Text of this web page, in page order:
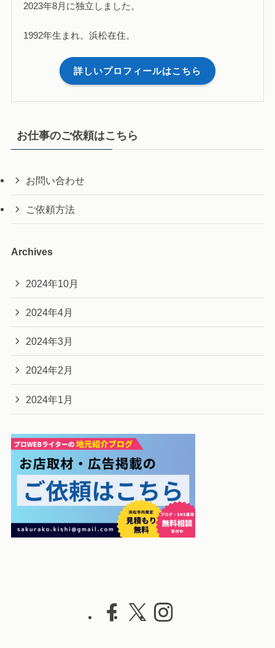
2023年8月に独立しました。
1992年生まれ。浜松在住。
詳しいプロフィールはこちら
お仕事のご依頼はこちら
お問い合わせ
ご依頼方法
Archives
2024年10月
2024年4月
2024年3月
2024年2月
2024年1月